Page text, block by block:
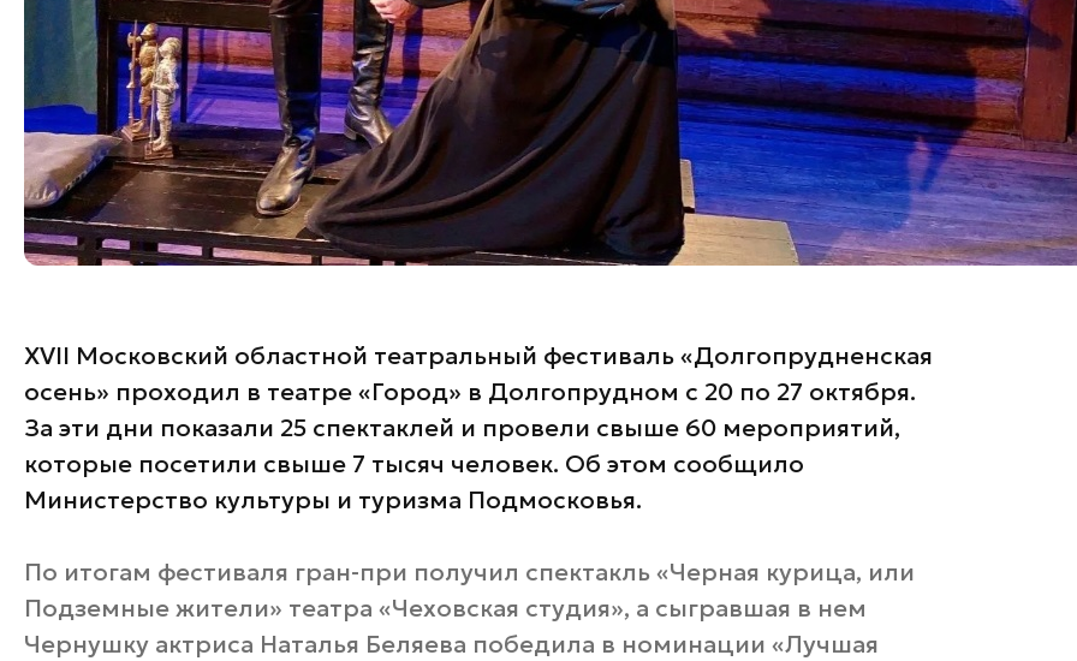
XVII Московский областной театральный фестиваль «Долгопрудненская
осень» проходил в театре «Город» в Долгопрудном с 20 по 27 октября.
За эти дни показали 25 спектаклей и провели свыше 60 мероприятий,
которые посетили свыше 7 тысяч человек. Об этом сообщило
Министерство культуры и туризма Подмосковья.
По итогам фестиваля гран-при получил спектакль «Черная курица, или
Подземные жители» театра «Чеховская студия», а сыгравшая в нем
Чернушку актриса Наталья Беляева победила в номинации «Лучшая